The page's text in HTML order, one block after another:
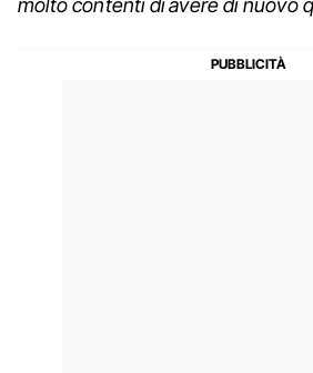
molto contenti di avere di nuovo